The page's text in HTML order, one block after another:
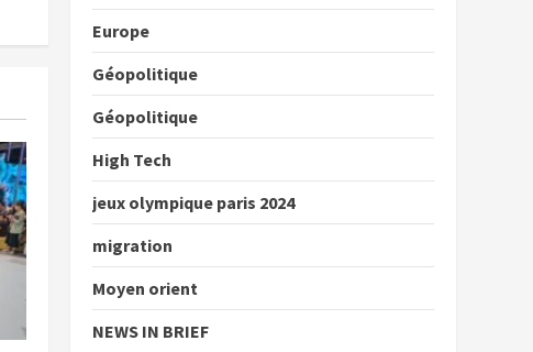
Europe
Géopolitique
Géopolitique
High Tech
jeux olympique paris 2024
migration
Moyen orient
NEWS IN BRIEF